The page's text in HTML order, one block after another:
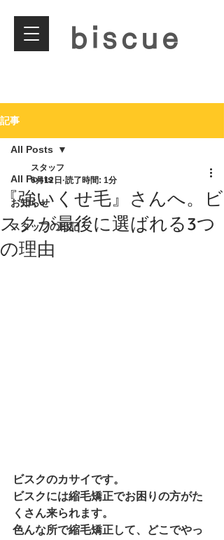
biscue
記事
All Posts
お知らせ
スタッフの日記
All Posts
『強いくせ毛』さんへ。ビ
スクが最後に選ばれる3つ
の理由
スタッフ
6月12日 読了時間: 1分
ビスクのカサイです。
ビスクには縮毛矯正でお困りの方がた
くさん来られます。
色んな所で縮毛矯正して、どこでやっ